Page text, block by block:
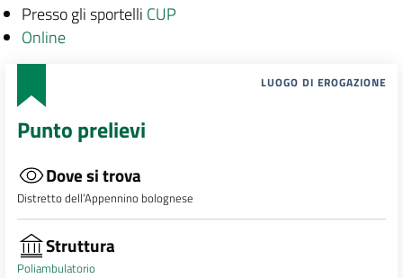
Presso gli sportelli CUP
Online
LUOGO DI EROGAZIONE
Punto prelievi
Dove si trova
Distretto dell’Appennino bolognese
Struttura
Poliambulatorio